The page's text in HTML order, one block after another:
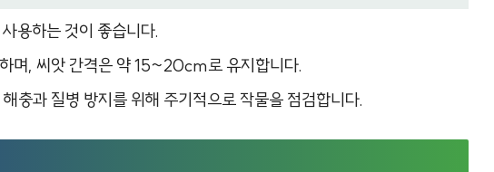
용하는 것이 좋습니다.
며, 씨앗 간격은 약 15~20cm로 유지합니다.
충과 질병 방지를 위해 주기적으로 작물을 점검합니다.